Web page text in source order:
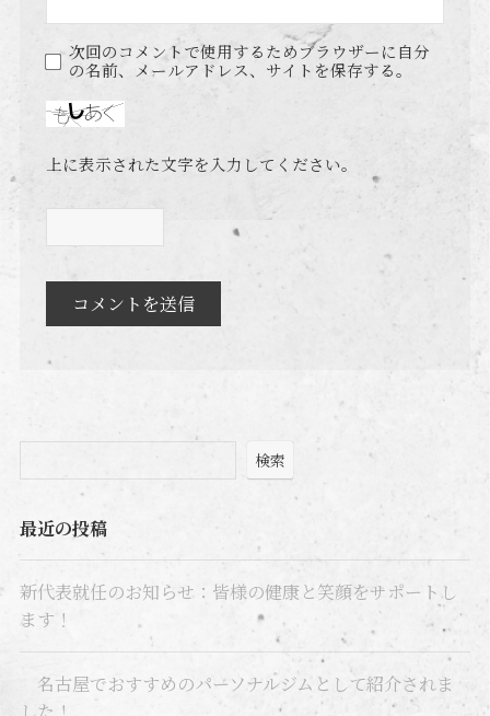
次回のコメントで使用するためブラウザーに自分
の名前、メールアドレス、サイトを保存する。
上に表示された文字を入力してください。
検索
最近の投稿
新代表就任のお知らせ：皆様の健康と笑顔をサポートし
ます！
名古屋でおすすめのパーソナルジムとして紹介されま
した！